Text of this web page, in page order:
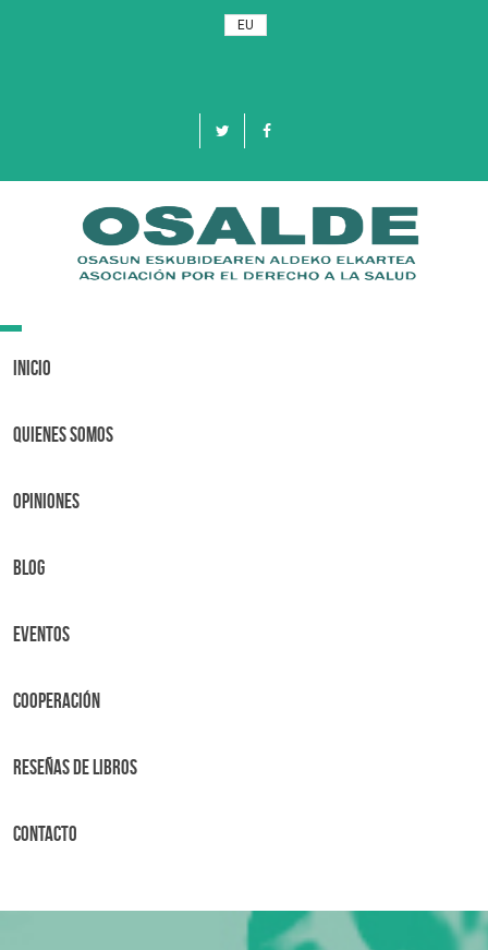
EU
Toggle
Inicio
Quienes Somos
OPINIONES
BLOG
Eventos
Cooperación
Reseñas de libros
Contacto